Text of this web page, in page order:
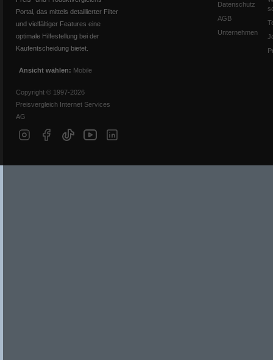
Portal, das mittels detaillierter Filter
und vielfältiger Features eine
optimale Hilfestellung bei der
Kaufentscheidung bietet.
Ansicht wählen: Mobile
Copyright © 1997-2026
Preisvergleich Internet Services
AG
Datenschutz
AGB
Unternehmen